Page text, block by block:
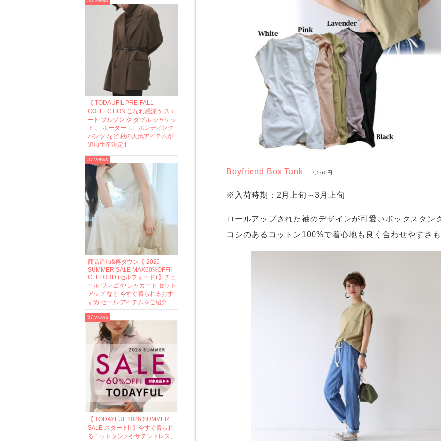
【 TODAUFIL PRE-FALL
COLLECTION こなれ感漂う スエ
ード ブルゾン や ダブル ジャケッ
ト 、 ボーダー T、 ボンディング
パンツ など 秋の人気アイテムが
追加生産決定!!
商品追加&再ダウン【 2026
SUMMER SALE MAX60%OFF!!
CELFORD (セルフォード) 】チュ
ール ワンピ や ジャガード セット
アップ など 今すぐ着られるおす
すめ セール アイテムをご紹介
37 views
【 TODAYFUL 2026 SUMMER
SALE スタート!! 】今すぐ着られ
るニットタンクやサテンドレス、
37 views
Boyfriend Box Tank 7,560円
※入荷時期：2月上旬～3月上旬
ロールアップされた袖のデザインが可愛いボックスタン
コシのあるコットン100%で着心地も良く合わせやすさ